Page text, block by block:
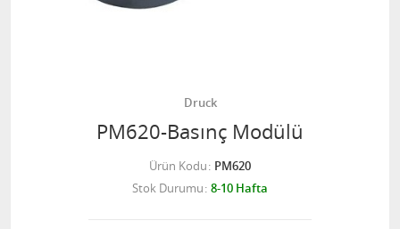
Druck
PM620-Basınç Modülü
Ürün Kodu PM620
Stok Durumu 8-10 Hafta